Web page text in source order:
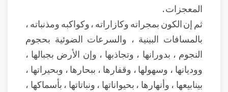
المعجزات .
ثم إن الكون بمجراته وكازاراته ، وكواكبه ومذنباته ،
بالمسافات البينية ، والسرعات الضوئية بحجوم
النجوم ، بدورانها ، وتجاذبها ، وإن الأرض بجبالها ،
ووديانها ، وسهولها ، وقفارها ، ببحارها ، وبحيراتها ،
بينابيعها ، وأنهارها ، بحيواناتها ، ونباتاتها ، بأسماكها ،